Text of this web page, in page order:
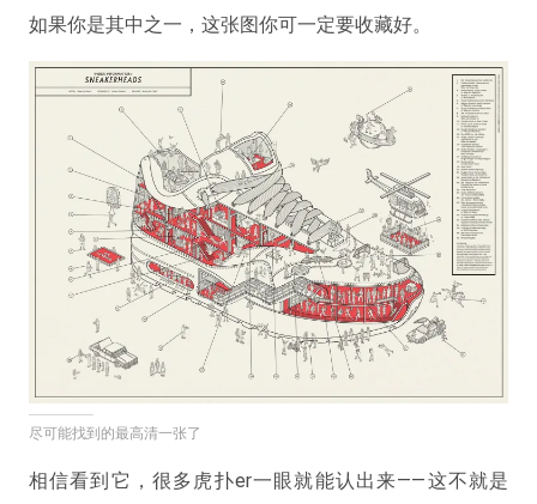
如果你是其中之一，这张图你可一定要收藏好。
尽可能找到的最高清一张了
相信看到它，很多虎扑er一眼就能认出来——这不就是